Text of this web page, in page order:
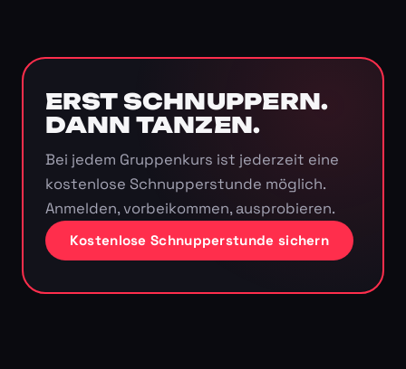
ERST SCHNUPPERN.
DANN TANZEN.
Bei jedem Gruppenkurs ist jederzeit eine
kostenlose Schnupperstunde möglich.
Anmelden, vorbeikommen, ausprobieren.
Kostenlose Schnupperstunde sichern